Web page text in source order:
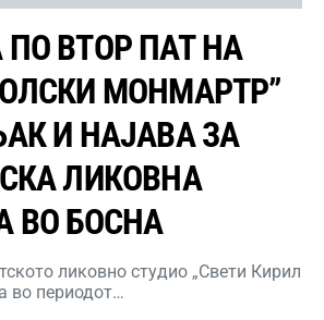
ВТОР ПАТ НА
МОНМАРТР”
И НАЈАВА ЗА
ЛИКОВНА
ВО БОСНА
ликовно студио „Свети Кирил
во периодот…